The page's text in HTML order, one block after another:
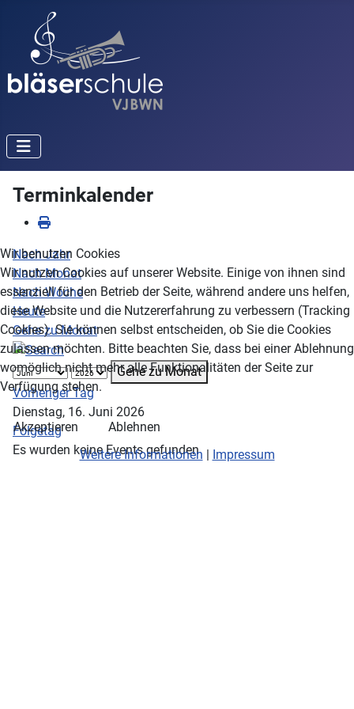
Terminkalender
Nach Jahr
Nach Monat
Nach Woche
Heute
Gehe zu Monat
Gehe zu Monat
Vorheriger Tag
Dienstag, 16. Juni 2026
Folgetag
Es wurden keine Events gefunden
Wir benutzen Cookies
Wir nutzen Cookies auf unserer Website. Einige von ihnen sind
essenziell für den Betrieb der Seite, während andere uns helfen,
diese Website und die Nutzererfahrung zu verbessern (Tracking
Cookies). Sie können selbst entscheiden, ob Sie die Cookies
zulassen möchten. Bitte beachten Sie, dass bei einer Ablehnung
womöglich nicht mehr alle Funktionalitäten der Seite zur
Verfügung stehen.
Akzeptieren
Ablehnen
Weitere Informationen | Impressum